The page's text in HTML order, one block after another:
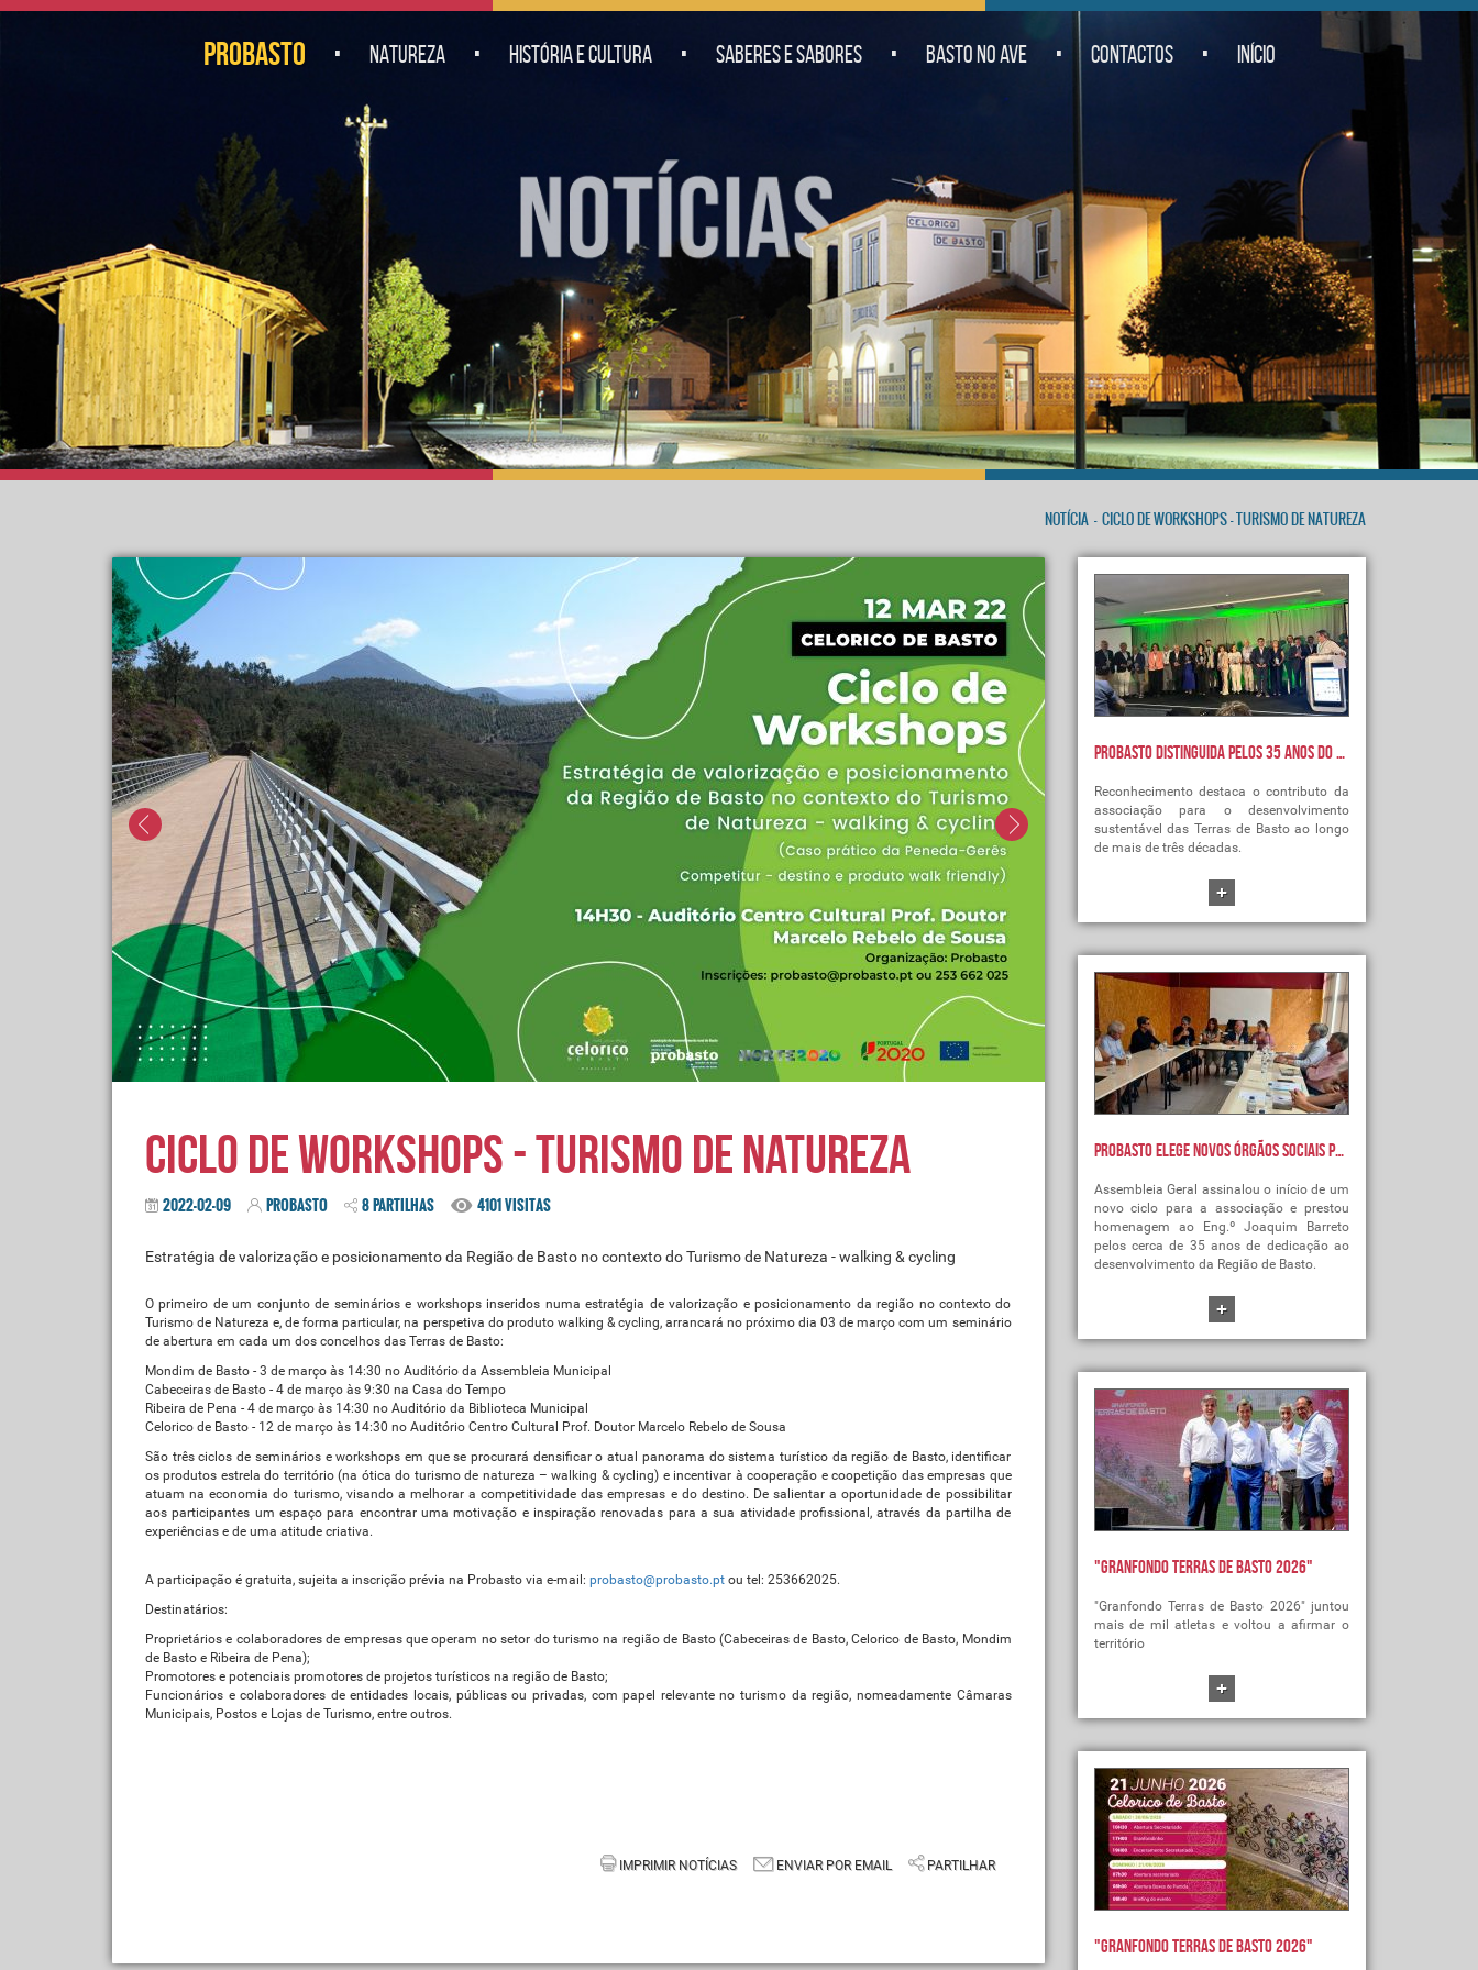
PROBASTO . NATUREZA . HISTÓRIA E CULTURA . SABERES E SABORES . BASTO NO AVE . CONTACTOS . INÍCIO
NOTÍCIA - CICLO DE WORKSHOPS - TURISMO DE NATUREZA
Ciclo de workshops - turismo de natureza
2022-02-09 PROBASTO 8 PARTILHAS 4101 VISITAS
Estratégia de valorização e posicionamento da Região de Basto no contexto do Turismo de Natureza - walking & cycling
O primeiro de um conjunto de seminários e workshops inseridos numa estratégia de valorização e posicionamento da região no contexto do
Turismo de Natureza e, de forma particular, na perspetiva do produto walking & cycling, arrancará no próximo dia 03 de março com um seminário
de abertura em cada um dos concelhos das Terras de Basto:
Mondim de Basto - 3 de março às 14:30 no Auditório da Assembleia Municipal
Cabeceiras de Basto - 4 de março às 9:30 na Casa do Tempo
Ribeira de Pena - 4 de março às 14:30 no Auditório da Biblioteca Municipal
Celorico de Basto - 12 de março às 14:30 no Auditório Centro Cultural Prof. Doutor Marcelo Rebelo de Sousa
São três ciclos de seminários e workshops em que se procurará densificar o atual panorama do sistema turístico da região de Basto, identificar
os produtos estrela do território (na ótica do turismo de natureza – walking & cycling) e incentivar à cooperação e coopetição das empresas que
atuam na economia do turismo, visando a melhorar a competitividade das empresas e do destino. De salientar a oportunidade de possibilitar
aos participantes um espaço para encontrar uma motivação e inspiração renovadas para a sua atividade profissional, através da partilha de
experiências e de uma atitude criativa.
A participação é gratuita, sujeita a inscrição prévia na Probasto via e-mail: probasto@probasto.pt ou tel: 253662025.
Destinatários:
Proprietários e colaboradores de empresas que operam no setor do turismo na região de Basto (Cabeceiras de Basto, Celorico de Basto, Mondim
de Basto e Ribeira de Pena);
Promotores e potenciais promotores de projetos turísticos na região de Basto;
Funcionários e colaboradores de entidades locais, públicas ou privadas, com papel relevante no turismo da região, nomeadamente Câmaras
Municipais, Postos e Lojas de Turismo, entre outros.
IMPRIMIR NOTÍCIAS ENVIAR POR EMAIL PARTILHAR
PROBASTO distinguida pelos 35 anos do LEADER
Reconhecimento destaca o contributo da
associação para o desenvolvimento
sustentável das Terras de Basto ao longo
de mais de três décadas.
+
Probasto elege novos órgãos sociais para o biénio 2026-2028
Assembleia Geral assinalou o início de um
novo ciclo para a associação e prestou
homenagem ao Eng.º Joaquim Barreto
pelos cerca de 35 anos de dedicação ao
desenvolvimento da Região de Basto.
+
"Granfondo Terras de Basto 2026"
"Granfondo Terras de Basto 2026" juntou
mais de mil atletas e voltou a afirmar o
território
+
"Granfondo Terras de Basto 2026"